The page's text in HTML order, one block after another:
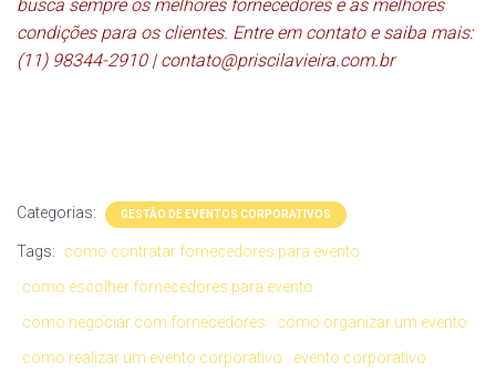
busca sempre os melhores fornecedores e as melhores
condições para os clientes. Entre em contato e saiba mais:
(11) 98344-2910 | contato@priscilavieira.com.br
Categorias: GESTÃO DE EVENTOS CORPORATIVOS
Tags:
como contratar fornecedores para evento
como escolher fornecedores para evento
como negociar com fornecedores
como organizar um evento
como realizar um evento corporativo
evento corporativo